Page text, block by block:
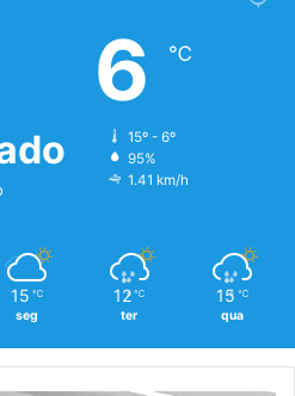
6 ℃
15º - 6º
95%
1.41 km/h
15 ℃
seg
12 ℃
ter
15 ℃
qua